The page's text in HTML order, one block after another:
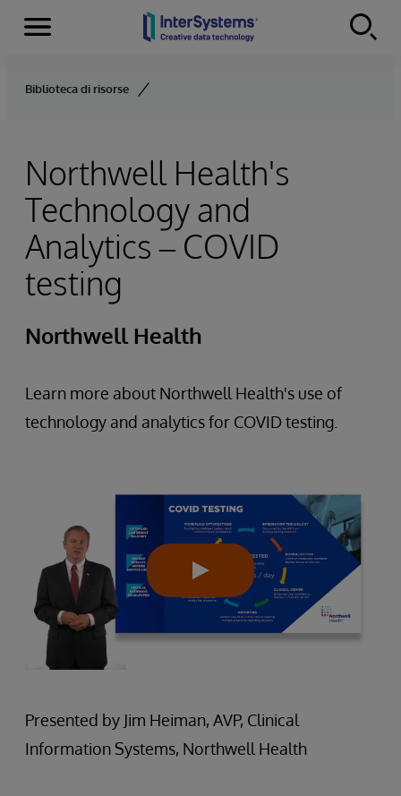
Skip to content
Menu
Biblioteca di risorse
Northwell Health's
Technology and
Analytics – COVID
testing
Northwell Health
Learn more about Northwell Health's use of
technology and analytics for COVID testing.
Presented by Jim Heiman, AVP, Clinical
Information Systems, Northwell Health